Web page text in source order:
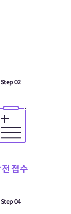
Step 02
접수
Step 04